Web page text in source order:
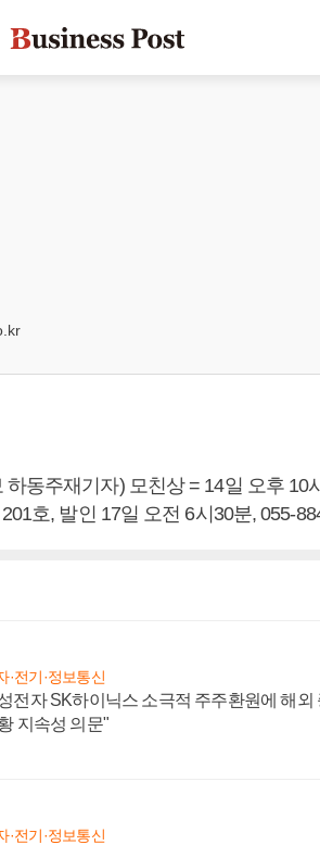
동주재기자) 모친상 = 14일 오후 10
호, 발인 17일 오전 6시30분, 055-
·전기·정보통신
전자 SK하이닉스 소극적 주주환원에 해외
지속성 의문"
·전기·정보통신